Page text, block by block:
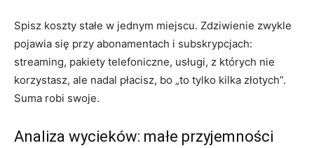
Spisz koszty stałe w jednym miejscu. Zdziwienie zwykle
pojawia się przy abonamentach i subskrypcjach:
streaming, pakiety telefoniczne, usługi, z których nie
korzystasz, ale nadal płacisz, bo „to tylko kilka złotych”.
Suma robi swoje.
Analiza wycieków: małe przyjemności